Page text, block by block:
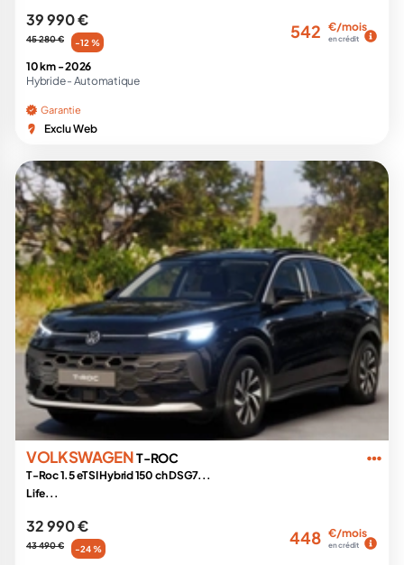
39 990 €
45 280 € -12 %
542 €/mois
en crédit
10 km -2026
Hybride - Automatique
Garantie
Exclu Web
VOLKSWAGENT-ROC
T-Roc 1.5 eTSI Hybrid 150 ch DSG7...
Life...
32 990 €
43 490 € -24 %
448 €/mois
en crédit